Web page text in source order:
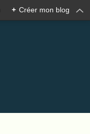
+ Créer mon blog